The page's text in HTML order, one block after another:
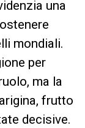
una
mondiali.
per
ma la
frutto
decisive.